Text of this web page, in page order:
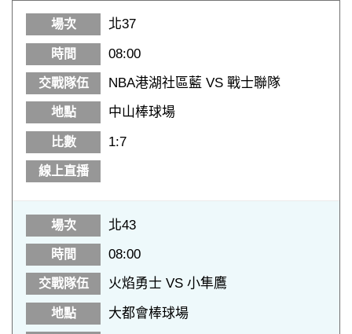
北37
08:00
NBA港湖社區藍 VS 戰士聯隊
中山棒球場
1:7
北43
08:00
火焰勇士 VS 小隼鷹
大都會棒球場